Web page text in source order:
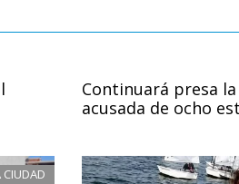
CIUDAD
Continuará presa
acusada de ocho